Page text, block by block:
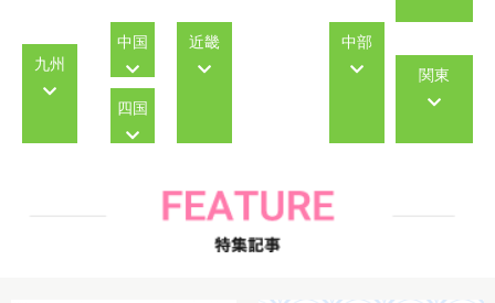
関東
中部
近畿
中国
四国
九州